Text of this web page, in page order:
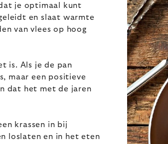
je optimaal kunt
en slaat warmte
van vlees op hoog
is. Als je de pan
maar een positieve
dat het met de jaren
krassen in bij
loslaten en in het eten